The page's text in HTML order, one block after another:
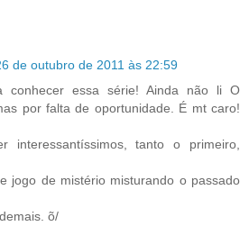
de outubro de 2011 às 22:59
conhecer essa série! Ainda não li O
por falta de oportunidade. É mt caro!
interessantíssimos, tanto o primeiro,
jogo de mistério misturando o passado
õ/